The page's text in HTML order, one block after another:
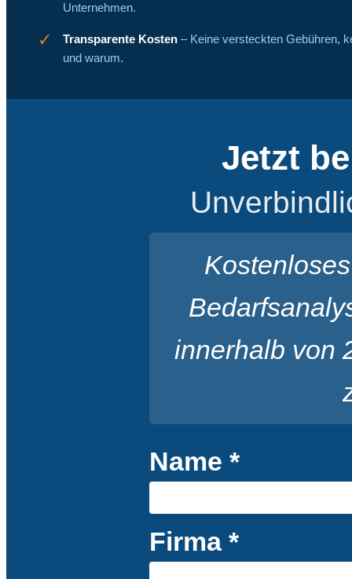
Unternehmen.
✓ Transparente Kosten – Keine versteckten Gebühren,
und warum.
Jetzt
innerhalb von
Name *
Firma *